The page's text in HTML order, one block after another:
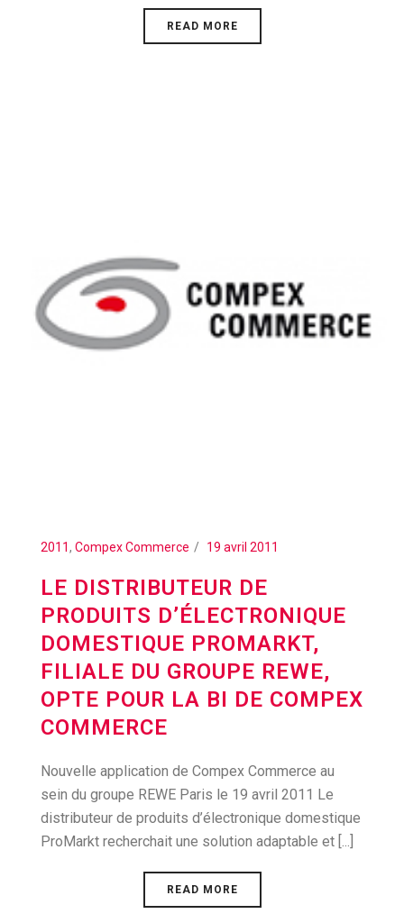
READ MORE
2011, Compex Commerce 19 avril 2011
LE DISTRIBUTEUR DE
PRODUITS D’ÉLECTRONIQUE
DOMESTIQUE PROMARKT,
FILIALE DU GROUPE REWE,
OPTE POUR LA BI DE COMPEX
COMMERCE
Nouvelle application de Compex Commerce au
sein du groupe REWE Paris le 19 avril 2011 Le
distributeur de produits d’électronique domestique
ProMarkt recherchait une solution adaptable et [...]
READ MORE